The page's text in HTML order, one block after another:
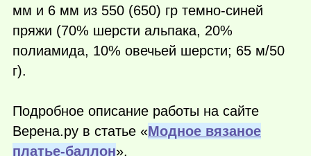
мм и 6 мм из 550 (650) гр темно-синей
пряжи (70% шерсти альпака, 20%
полиамида, 10% овечьей шерсти; 65 м/50
г).
Подробное описание работы на сайте
Верена.ру в статье «Модное вязаное
платье-баллон».